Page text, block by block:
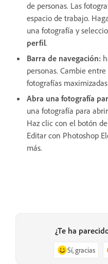
de personas. Las
espacio de trabajo.
una fotografía y
perfil.
Barra de navegación:
personas. Cambie
fotografías
Abra una fotografía
una fotografía para
Haz clic con el botón
Editar con Photoshop
más.
¿Te ha
Sí, gracias